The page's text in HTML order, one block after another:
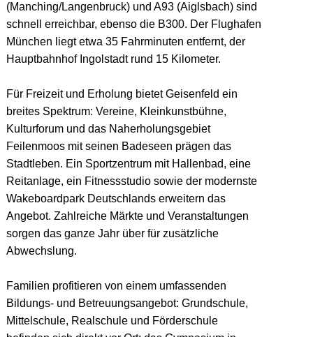
(Manching/Langenbruck) und A93 (Aiglsbach) sind
schnell erreichbar, ebenso die B300. Der Flughafen
München liegt etwa 35 Fahrminuten entfernt, der
Hauptbahnhof Ingolstadt rund 15 Kilometer.
Für Freizeit und Erholung bietet Geisenfeld ein
breites Spektrum: Vereine, Kleinkunstbühne,
Kulturforum und das Naherholungsgebiet
Feilenmoos mit seinen Badeseen prägen das
Stadtleben. Ein Sportzentrum mit Hallenbad, eine
Reitanlage, ein Fitnessstudio sowie der modernste
Wakeboardpark Deutschlands erweitern das
Angebot. Zahlreiche Märkte und Veranstaltungen
sorgen das ganze Jahr über für zusätzliche
Abwechslung.
Familien profitieren von einem umfassenden
Bildungs- und Betreuungsangebot: Grundschule,
Mittelschule, Realschule und Förderschule